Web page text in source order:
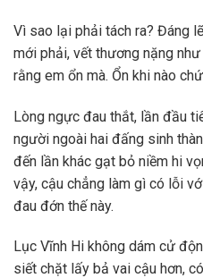
Vì sao lại phải tách ra? Đáng
mới phải, vết thương nặng
rằng em ổn mà. Ổn khi nào
Lòng ngực đau thắt, lần đầu
người ngoài hai đấng sinh
đến lần khác gạt bỏ niềm hi
vậy, cậu chẳng làm gì có lỗi
đau đớn thế này.
Lục Vĩnh Hi không dám cử
siết chặt lấy bả vai cậu hơn,